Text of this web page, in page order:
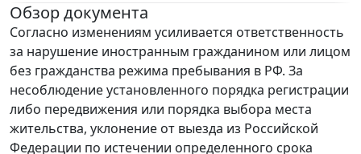
Обзор документа
Согласно изменениям усиливается ответственность
за нарушение иностранным гражданином или лицом
без гражданства режима пребывания в РФ. За
несоблюдение установленного порядка регистрации
либо передвижения или порядка выбора места
жительства, уклонение от выезда из Российской
Федерации по истечении определенного срока